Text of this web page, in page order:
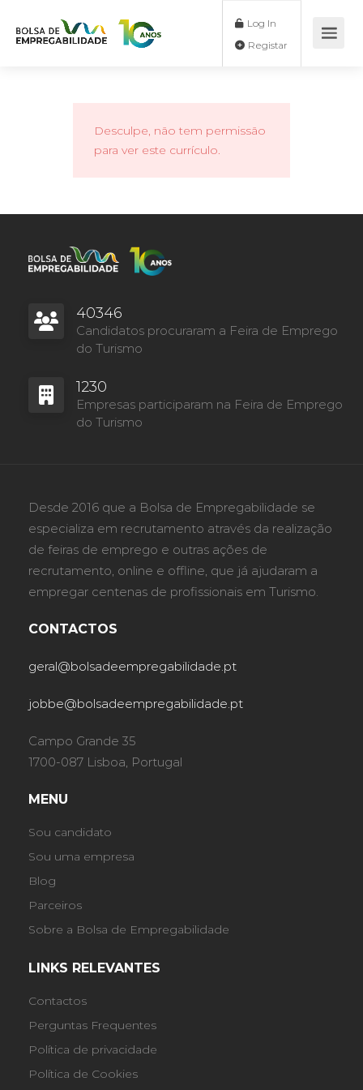
Log In
Desculpe, não tem permissão
para ver este currículo.
40346
Candidatos procuraram a Feira de Emprego
do Turismo
1230
Empresas participaram na Feira de Emprego
do Turismo
Desde 2016 que a Bolsa de Empregabilidade se
especializa em recrutamento através da realização
de feiras de emprego e outras ações de
recrutamento, online e offline, que já ajudaram a
empregar centenas de profissionais em Turismo.
CONTACTOS
geral@bolsadeempregabilidade.pt
jobbe@bolsadeempregabilidade.pt
Campo Grande 35
1700-087 Lisboa, Portugal
MENU
Sou candidato
Sou uma empresa
Blog
Parceiros
Sobre a Bolsa de Empregabilidade
LINKS RELEVANTES
Contactos
Perguntas Frequentes
Política de privacidade
Política de Cookies